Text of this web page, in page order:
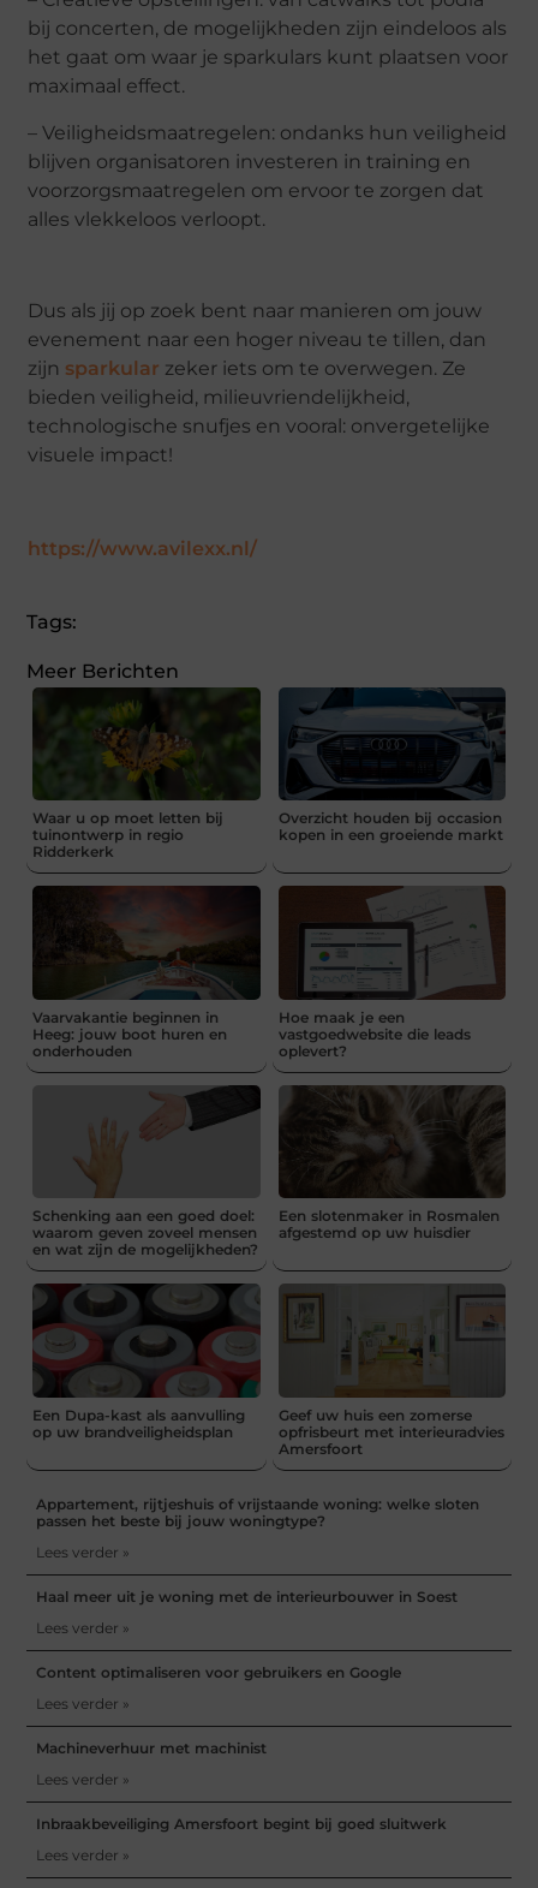
bij concerten, de mogelijkheden zijn eindeloos als
het gaat om waar je sparkulars kunt plaatsen voor
maximaal effect.
– Veiligheidsmaatregelen: ondanks hun veiligheid
blijven organisatoren investeren in training en
voorzorgsmaatregelen om ervoor te zorgen dat
alles vlekkeloos verloopt.
Dus als jij op zoek bent naar manieren om jouw
evenement naar een hoger niveau te tillen, dan
zijn sparkular zeker iets om te overwegen. Ze
bieden veiligheid, milieuvriendelijkheid,
technologische snufjes en vooral: onvergetelijke
visuele impact!
https://www.avilexx.nl/
Tags:
Meer Berichten
Waar u op moet letten bij
tuinontwerp in regio
Ridderkerk
Overzicht houden bij occasion
kopen in een groeiende markt
Vaarvakantie beginnen in
Heeg: jouw boot huren en
onderhouden
Hoe maak je een
vastgoedwebsite die leads
oplevert?
Schenking aan een goed doel:
waarom geven zoveel mensen
en wat zijn de mogelijkheden?
Een slotenmaker in Rosmalen
afgestemd op uw huisdier
Een Dupa-kast als aanvulling
op uw brandveiligheidsplan
Geef uw huis een zomerse
opfrisbeurt met interieuradvies
Amersfoort
Appartement, rijtjeshuis of vrijstaande woning: welke sloten
passen het beste bij jouw woningtype?
Lees verder »
Haal meer uit je woning met de interieurbouwer in Soest
Lees verder »
Content optimaliseren voor gebruikers en Google
Lees verder »
Machineverhuur met machinist
Lees verder »
Inbraakbeveiliging Amersfoort begint bij goed sluitwerk
Lees verder »